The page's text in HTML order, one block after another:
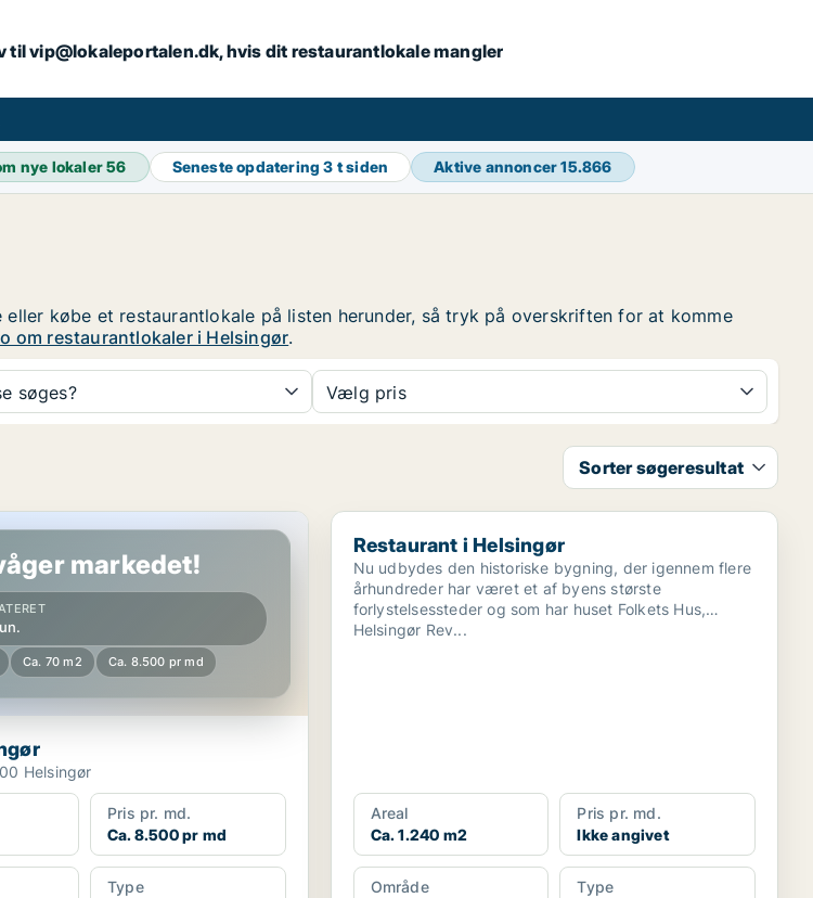
til vip@lokaleportalen.dk, hvis dit restaurantlokale mangler
nye lokaler56 Seneste opdatering3 t siden Aktive annoncer15.866
købe et restaurantlokale på listen herunder, så tryk på overskriften for at komme
om restaurantlokaler i Helsingør.
søges? Vælg pris
Sorter søgeresultat
markedet!
Ca. 70 m2 Ca. 8.500 pr md
Helsingør
Pris pr. md.
Ca. 8.500 pr md
Type
Restaurant i Helsingør
Restaurant i Helsingør
Nu udbydes den historiske bygning, der igennem flere
århundreder har været et af byens største
forlystelsessteder og som har huset Folkets Hus,
Helsingør Rev...
Areal
Ca. 1.240 m2
Pris pr. md.
Ikke angivet
Område
Type